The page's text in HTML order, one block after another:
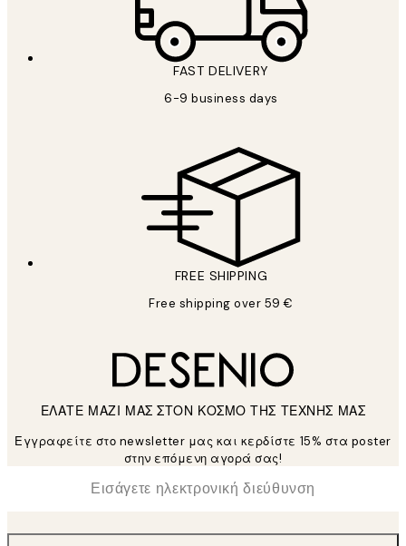
FAST DELIVERY
6-9 business days
FREE SHIPPING
Free shipping over 59 €
ΕΛΑΤΕ ΜΑΖΙ ΜΑΣ ΣΤΟΝ ΚΟΣΜΟ ΤΗΣ ΤΕΧΝΗΣ ΜΑΣ
Εγγραφείτε στο newsletter μας και κερδίστε 15% στα poster
στην επόμενη αγορά σας!
Ηλεκτρονική Διεύθυνση